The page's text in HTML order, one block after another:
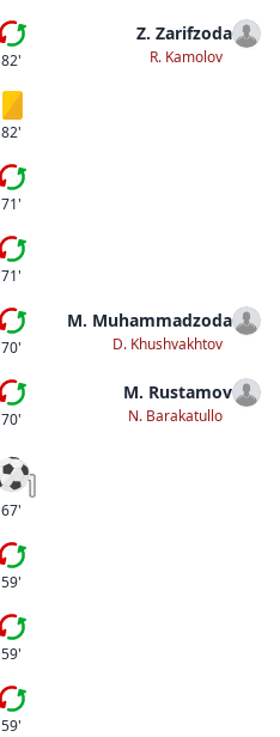
Fjärde bytet
82'
Z. Zarifzoda
R. Kamolov
Gult kort
82'
Byte
71'
Byte
71'
Tredje bytet
70'
M. Muhammadzoda
D. Khushvakhtov
Andra bytet
70'
M. Rustamov
N. Barakatullo
Straffmål
67'
Femte bytet
59'
Fjärde bytet
59'
Tredje bytet
59'